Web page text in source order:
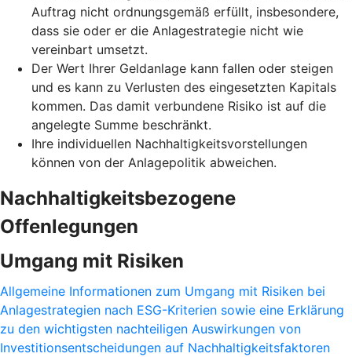
Auftrag nicht ordnungsgemäß erfüllt, insbesondere,
dass sie oder er die Anlagestrategie nicht wie
vereinbart umsetzt.
Der Wert Ihrer Geldanlage kann fallen oder steigen
und es kann zu Verlusten des eingesetzten Kapitals
kommen. Das damit verbundene Risiko ist auf die
angelegte Summe beschränkt.
Ihre individuellen Nachhaltigkeitsvorstellungen
können von der Anlagepolitik abweichen.
Nachhaltigkeitsbezogene
Offenlegungen
Umgang mit Risiken
Allgemeine Informationen zum Umgang mit Risiken bei
Anlagestrategien nach ESG-Kriterien sowie eine Erklärung
zu den wichtigsten nachteiligen Auswirkungen von
Investitionsentscheidungen auf Nachhaltigkeitsfaktoren